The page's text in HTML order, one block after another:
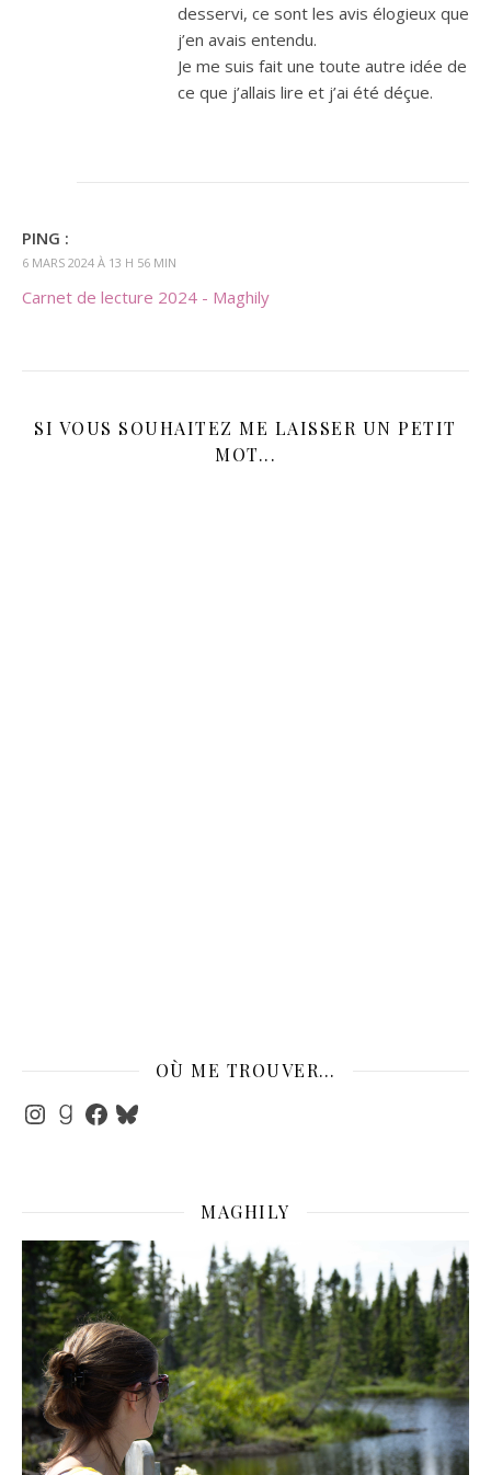
desservi, ce sont les avis élogieux que
j’en avais entendu.
Je me suis fait une toute autre idée de
ce que j’allais lire et j’ai été déçue.
PING :
6 MARS 2024 À 13 H 56 MIN
Carnet de lecture 2024 - Maghily
SI VOUS SOUHAITEZ ME LAISSER UN PETIT
MOT...
OÙ ME TROUVER…
Instagram
Goodreads
Facebook
Bluesky
MAGHILY